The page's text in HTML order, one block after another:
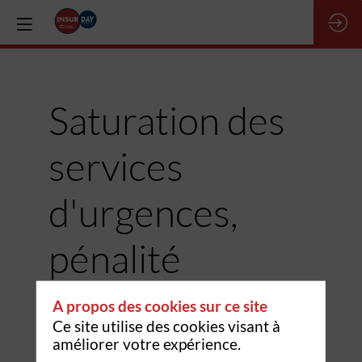
Saturation des
services
d'urgences,
pénalité
forfaitaire pour
les patients :
A propos des cookies sur ce site
Ce site utilise des cookies visant à
améliorer votre expérience.